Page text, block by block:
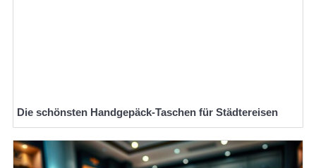
Die schönsten Handgepäck-Taschen für Städtereisen